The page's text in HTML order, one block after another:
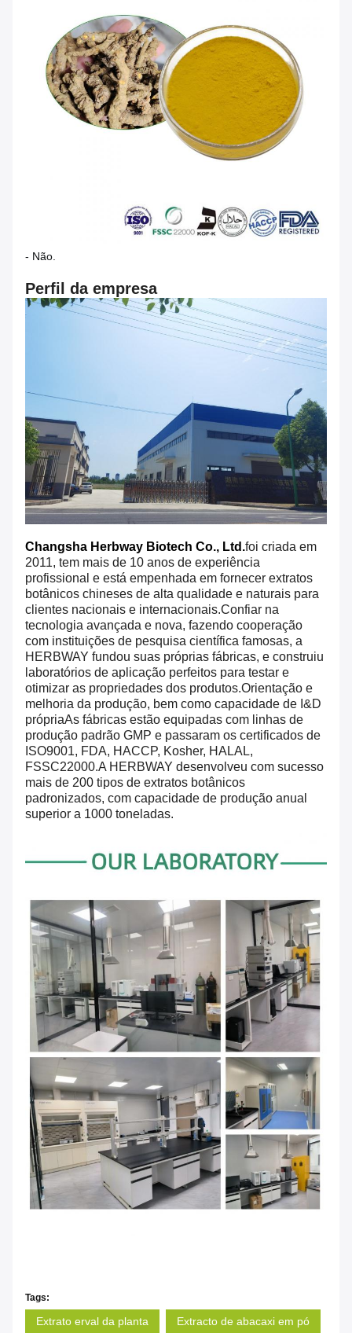
- Não.
Perfil da empresa
Changsha Herbway Biotech Co., Ltd.foi criada em
2011, tem mais de 10 anos de experiência
profissional e está empenhada em fornecer extratos
botânicos chineses de alta qualidade e naturais para
clientes nacionais e internacionais.Confiar na
tecnologia avançada e nova, fazendo cooperação
com instituições de pesquisa científica famosas, a
HERBWAY fundou suas próprias fábricas, e construiu
laboratórios de aplicação perfeitos para testar e
otimizar as propriedades dos produtos.Orientação e
melhoria da produção, bem como capacidade de I&D
própriaAs fábricas estão equipadas com linhas de
produção padrão GMP e passaram os certificados de
ISO9001, FDA, HACCP, Kosher, HALAL,
FSSC22000.A HERBWAY desenvolveu com sucesso
mais de 200 tipos de extratos botânicos
padronizados, com capacidade de produção anual
superior a 1000 toneladas.
Tags:
Extrato erval da planta Extracto de abacaxi em pó